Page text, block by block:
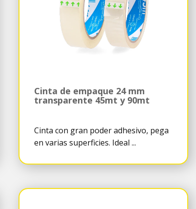
Cinta de empaque 24 mm
transparente 45mt y 90mt
Cinta con gran poder adhesivo, pega
en varias superficies. Ideal ...